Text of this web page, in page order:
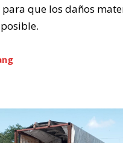
que los daños